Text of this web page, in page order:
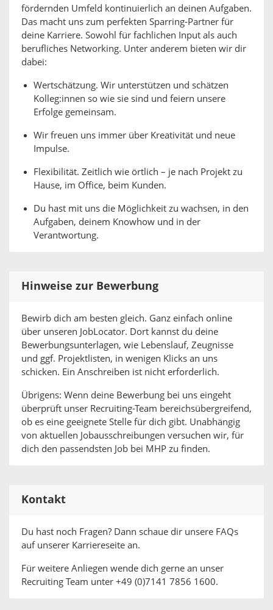
fördernden Umfeld kontinuierlich an deinen Aufgaben.
Das macht uns zum perfekten Sparring-Partner für
deine Karriere. Sowohl für fachlichen Input als auch
berufliches Networking. Unter anderem bieten wir dir
dabei:
Wertschätzung. Wir unterstützen und schätzen
Kolleg:innen so wie sie sind und feiern unsere
Erfolge gemeinsam.
Wir freuen uns immer über Kreativität und neue
Impulse.
Flexibilität. Zeitlich wie örtlich – je nach Projekt zu
Hause, im Office, beim Kunden.
Du hast mit uns die Möglichkeit zu wachsen, in den
Aufgaben, deinem Knowhow und in der
Verantwortung.
Hinweise zur Bewerbung
Bewirb dich am besten gleich. Ganz einfach online
über unseren JobLocator. Dort kannst du deine
Bewerbungsunterlagen, wie Lebenslauf, Zeugnisse
und ggf. Projektlisten, in wenigen Klicks an uns
schicken. Ein Anschreiben ist nicht erforderlich.
Übrigens: Wenn deine Bewerbung bei uns eingeht
überprüft unser Recruiting-Team bereichsübergreifend,
ob es eine geeignete Stelle für dich gibt. Unabhängig
von aktuellen Jobausschreibungen versuchen wir, für
dich den passendsten Job bei MHP zu finden.
Kontakt
Du hast noch Fragen? Dann schaue dir unsere FAQs
auf unserer Karriereseite an.
Für weitere Anliegen wende dich gerne an unser
Recruiting Team unter +49 (0)7141 7856 1600.